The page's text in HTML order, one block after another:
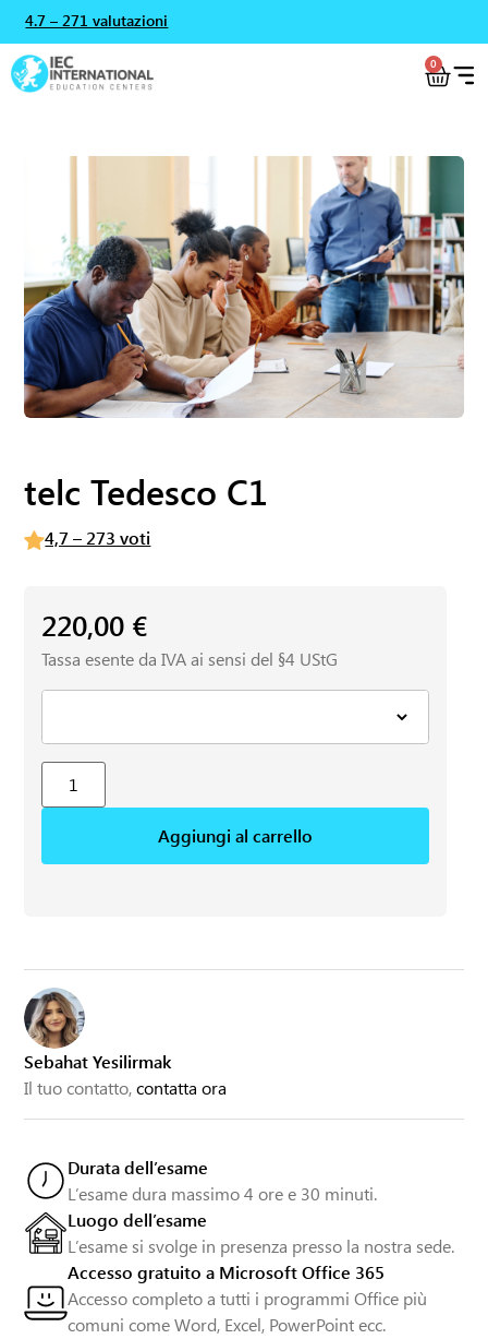
4.7 – 271 valutazioni
0
Sebahat Yesilirmak
Il tuo contatto,contatta ora
Durata dell’esame
L’esame dura massimo 4 ore e 30 minuti.
Luogo dell’esame
L’esame si svolge in presenza presso la nostra sede.
Accesso gratuito a Microsoft Office 365
Accesso completo a tutti i programmi Office più
comuni come Word, Excel, PowerPoint ecc.
telc Tedesco C1
4,7 – 273 voti
220,00 €
Tassa esente da IVA ai sensi del §4 UStG
Aggiungi al carrello